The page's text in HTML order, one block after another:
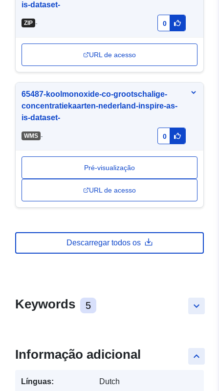
is-dataset-
ZIP - 0
URL de acesso
65487-koolmonoxide-co-grootschalige-
concentratiekaarten-nederland-inspire-as-
is-dataset-
WMS - 0
Pré-visualização
URL de acesso
Descarregar todos os
keyboard_arrow_down
Keywords 5
keyboard_arrow_up
Informação adicional
Línguas: Dutch